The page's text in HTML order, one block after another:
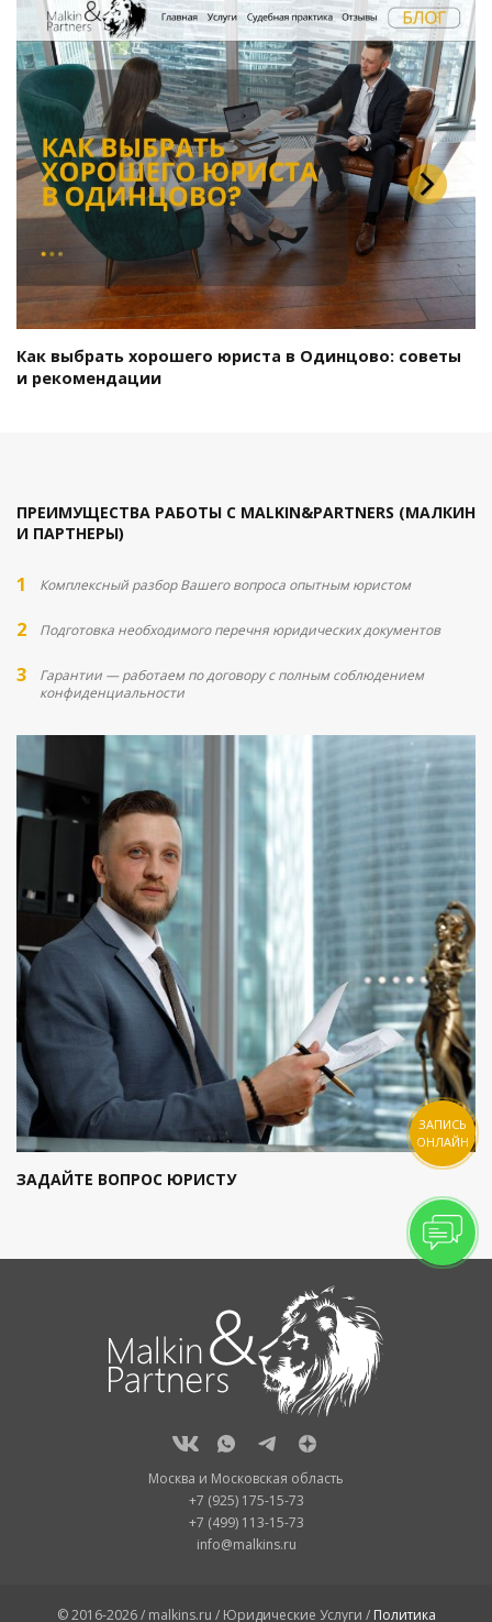
Как выбрать хорошего юриста в Одинцово: советы
и рекомендации
ПРЕИМУЩЕСТВА РАБОТЫ С MALKIN&PARTNERS (МАЛКИН
И ПАРТНЕРЫ)
Комплексный разбор Вашего вопроса опытным юристом
Подготовка необходимого перечня юридических документов
Гарантии — работаем по договору с полным соблюдением
конфиденциальности
ЗАДАЙТЕ ВОПРОС ЮРИСТУ
Москва и Московская область
+7 (925) 175-15-73
+7 (499) 113-15-73
info@malkins.ru
© 2016-2026 / malkins.ru / Юридические Услуги / Политика
ЗАПИСЬ
ОНЛАЙН